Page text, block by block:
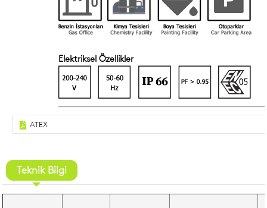
Elektriksel Özellikler
ATEX
Teknik Bilgi